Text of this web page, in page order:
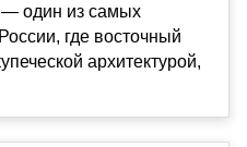
— один из самых
где восточный
архитектурой,